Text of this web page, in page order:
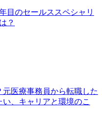
目のセールススペシャリ
？
元医療事務員から転職した
、キャリアと環境のこ